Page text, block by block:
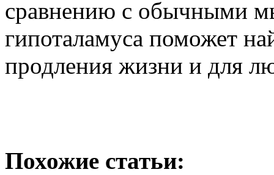
сравнению с обычными
гипоталамуса поможет
продления жизни и для
Похожие статьи: